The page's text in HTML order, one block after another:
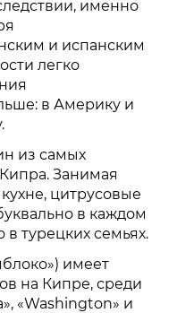
именно
и испанским
легко
в Америку и
из самых
Занимая
цитрусовые
в каждом
в турецких семьях.
имеет
на Кипре, среди
«Washington» и